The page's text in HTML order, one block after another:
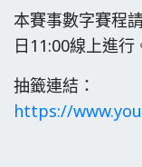
本賽事數字賽程
日11:00線上進行
抽籤連結：
https://